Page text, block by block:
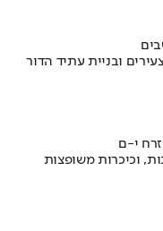
ובניית עתיד הדור
י-ם
וכיכרות משופצות